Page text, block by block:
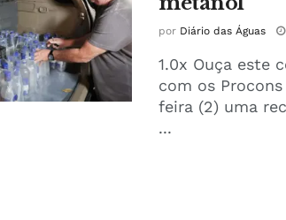
por Diário das Águas
1.0x Ouça este
com os
feira (2) uma
...